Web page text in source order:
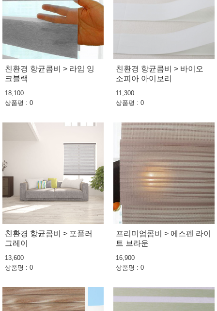
친환경 항균콤비 > 라임 잉
크블랙
18,100
상품평 : 0
친환경 항균콤비 > 바이오
소피아 아이보리
11,300
상품평 : 0
친환경 항균콤비 > 포플러
그레이
13,600
상품평 : 0
프리미엄콤비 > 에스펜 라이
트 브라운
16,900
상품평 : 0